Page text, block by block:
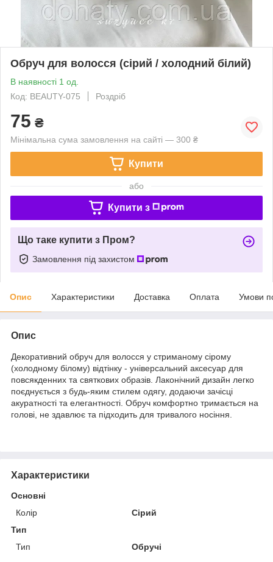
Обруч для волосся (сірий / холодний білий)
В наявності 1 од.
Код: BEAUTY-075
Роздріб
75 ₴
Мінімальна сума замовлення на сайті — 300 ₴
Купити
або
Купити з
Що таке купити з Пром?
Замовлення під захистом
Опис Характеристики Доставка Оплата Умови
Опис
Декоративний обруч для волосся у стриманому сірому
(холодному білому) відтінку - універсальний аксесуар для
повсякденних та святкових образів. Лаконічний дизайн легко
поєднується з будь-яким стилем одягу, додаючи зачісці
акуратності та елегантності. Обруч комфортно тримається на
голові, не здавлює та підходить для тривалого носіння.
Характеристики
Основні
Колір
Сірий
Тип
Тип
Обручі